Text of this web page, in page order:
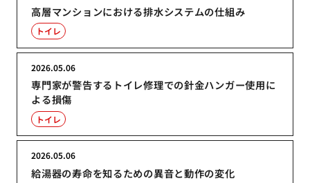
高層マンションにおける排水システムの仕組み
トイレ
専門家が警告するトイレ修理での針金ハンガー使用に
よる損傷
2026.05.06
トイレ
給湯器の寿命を知るための異音と動作の変化
2026.05.06